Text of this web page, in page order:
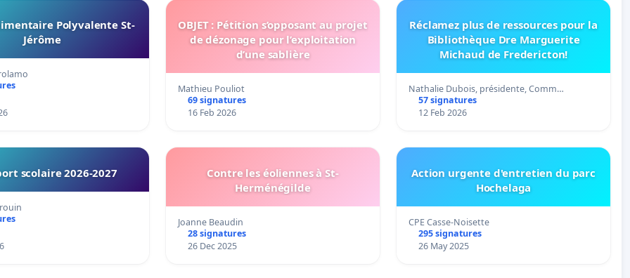
Polyvalente St-
Jérôme
OBJET : Pétition s’opposant au projet
de dézonage pour l’exploitation
d’une sablière
Mathieu Pouliot
69 signatures
16 Feb 2026
Réclamez plus de ressources pour la
Bibliothèque Dre Marguerite
Michaud de Fredericton!
Nathalie Dubois, présidente, Comm…
57 signatures
12 Feb 2026
scolaire 2026-2027
Contre les éoliennes à St-
Herménégilde
Joanne Beaudin
28 signatures
26 Dec 2025
Action urgente d'entretien du parc
Hochelaga
CPE Casse-Noisette
295 signatures
26 May 2025